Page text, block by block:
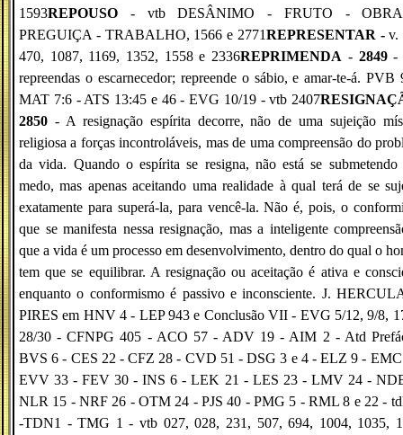
1593REPOUSO - vtb DESÂNIMO - FRUTO -
PREGUIÇA - TRABALHO, 1566 e 2771REPRESENTAR -v.
470, 1087, 1169, 1352, 1558 e 2336REPRIMENDA - 2849-
repreendas o escarnecedor; repreende o sábio, e amar-te-á. PVB
MAT 7:6 - ATS 13:45 e 46 - EVG 10/19 - vtb 2407
2850 - A resignação espírita decorre, não de uma sujeição
religiosa a forças incontroláveis, mas de uma compreensão do
da vida. Quando o espírita se resigna, não está se submetendo
medo, mas apenas aceitando uma realidade à qual terá de se
exatamente para superá-la, para vencê-la. Não é, pois, o
que se manifesta nessa resignação, mas a inteligente
que a vida é um processo em desenvolvimento, dentro do qual o
tem que se equilibrar. A resignação ou aceitação é ativa e
enquanto o conformismo é passivo e inconsciente. J.
PIRES em HNV 4 - LEP 943 e Conclusão VII - EVG 5/12, 9/8,
28/30 - CFNPG 405 - ACO 57 - ADV 19 - AIM 2 - Atd
BVS 6 - CES 22 - CFZ 28 - CVD 51 - DSG 3 e 4 - ELZ 9 -
EVV 33 - FEV 30 - INS 6 - LEK 21 - LES 23 - LMV 24 -
NLR 15 - NRF 26 - OTM 24 - PJS 40 - PMG 5 - RML 8 e 22 -
-TDN1 - TMG 1 - vtb 027, 028, 231, 507, 694, 1004, 1035,